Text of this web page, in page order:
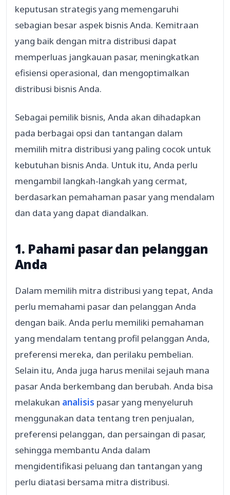
keputusan strategis yang memengaruhi
sebagian besar aspek bisnis Anda. Kemitraan
yang baik dengan mitra distribusi dapat
memperluas jangkauan pasar, meningkatkan
efisiensi operasional, dan mengoptimalkan
distribusi bisnis Anda.
Sebagai pemilik bisnis, Anda akan dihadapkan
pada berbagai opsi dan tantangan dalam
memilih mitra distribusi yang paling cocok untuk
kebutuhan bisnis Anda. Untuk itu, Anda perlu
mengambil langkah-langkah yang cermat,
berdasarkan pemahaman pasar yang mendalam
dan data yang dapat diandalkan.
1. Pahami pasar dan pelanggan
Anda
Dalam memilih mitra distribusi yang tepat, Anda
perlu memahami pasar dan pelanggan Anda
dengan baik. Anda perlu memiliki pemahaman
yang mendalam tentang profil pelanggan Anda,
preferensi mereka, dan perilaku pembelian.
Selain itu, Anda juga harus menilai sejauh mana
pasar Anda berkembang dan berubah. Anda bisa
melakukan analisis pasar yang menyeluruh
menggunakan data tentang tren penjualan,
preferensi pelanggan, dan persaingan di pasar,
sehingga membantu Anda dalam
mengidentifikasi peluang dan tantangan yang
perlu diatasi bersama mitra distribusi.